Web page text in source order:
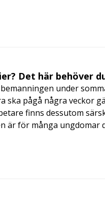
Det här behöver
under
ska pågå några veckor
finns dessutom
är för många ungdomar